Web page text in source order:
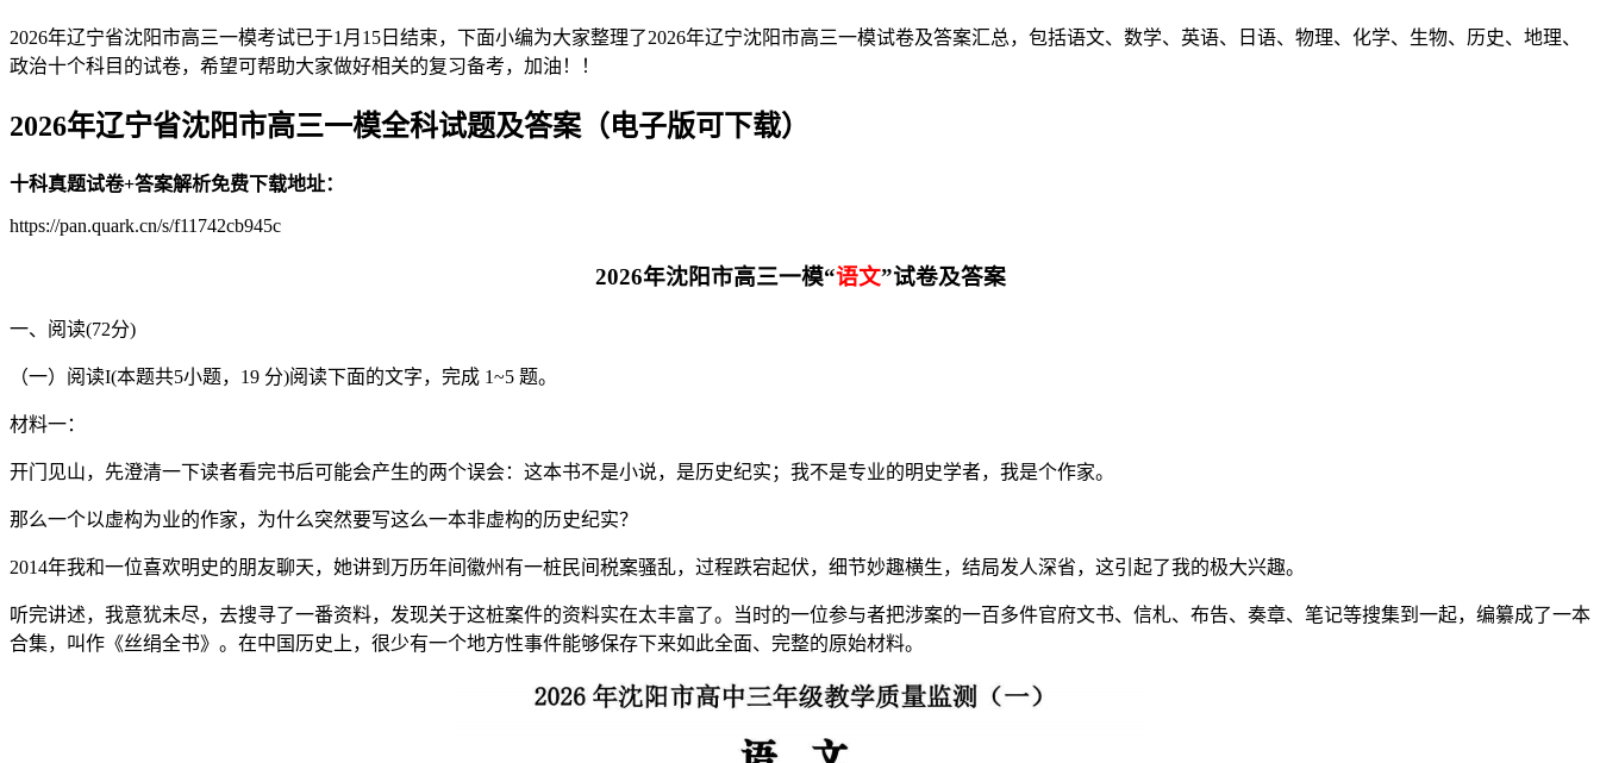
2026年辽宁省沈阳市高三一模考试已于1月15日结束，下面小编为大家整理了2026年辽宁沈阳市高三一模试卷及答案汇总，包括语文、数学、英语、日语、物理、化学、生物、历史、地理、
政治十个科目的试卷，希望可帮助大家做好相关的复习备考，加油！！
2026年辽宁省沈阳市高三一模全科试题及答案（电子版可下载）
十科真题试卷+答案解析免费下载地址：
https://pan.quark.cn/s/f11742cb945c
2026年沈阳市高三一模“语文”试卷及答案
一、阅读(72分)
（一）阅读I(本题共5小题，19 分)阅读下面的文字，完成 1~5 题。
材料一：
开门见山，先澄清一下读者看完书后可能会产生的两个误会：这本书不是小说，是历史纪实；我不是专业的明史学者，我是个作家。
那么一个以虚构为业的作家，为什么突然要写这么一本非虚构的历史纪实？
2014年我和一位喜欢明史的朋友聊天，她讲到万历年间徽州有一桩民间税案骚乱，过程跌宕起伏，细节妙趣横生，结局发人深省，这引起了我的极大兴趣。
听完讲述，我意犹未尽，去搜寻了一番资料，发现关于这桩案件的资料实在太丰富了。当时的一位参与者把涉案的一百多件官府文书、信札、布告、奏章、笔记等搜集到一起，编纂成了一本
合集，叫作《丝绢全书》。在中国历史上，很少有一个地方性事件能够保存下来如此全面、完整的原始材料。